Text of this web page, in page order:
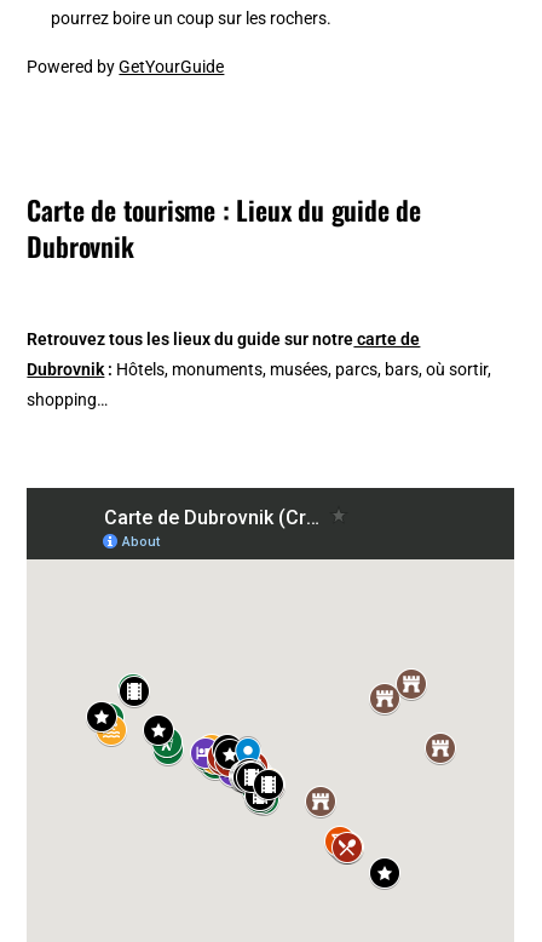
pourrez boire un coup sur les rochers.
Powered byGetYourGuide
Carte de tourisme : Lieux du guide de
Dubrovnik
Retrouvez tous les lieux du guide sur notrecarte de
Dubrovnik: Hôtels, monuments, musées, parcs, bars, où sortir,
shopping…